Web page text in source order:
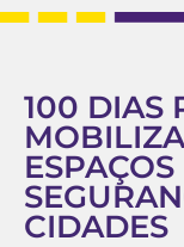
100 DIAS
CIDADES